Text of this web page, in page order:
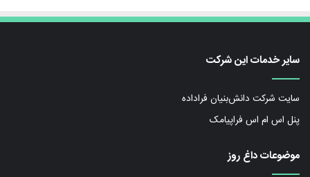
سایر خدمات این شرکت
سایت شرکت دانش‌بنیان فراداده
پنل اس ام اس فراپیامک
موضوعات داغ روز